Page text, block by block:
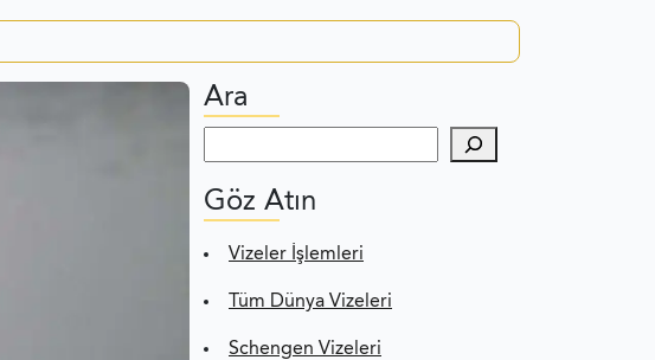
Ara
Göz Atın
Vizeler İşlemleri
Tüm Dünya Vizeleri
Schengen Vizeleri